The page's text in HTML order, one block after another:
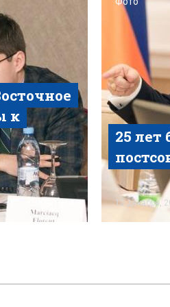
к
Читать
25 лет
12 декабря,